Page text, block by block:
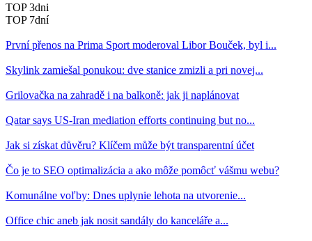
TOP 3dni
TOP 7dní
První přenos na Prima Sport moderoval Libor Bouček, byl i...
Skylink zamiešal ponukou: dve stanice zmizli a pri novej...
Grilovačka na zahradě i na balkoně: jak ji naplánovat
Qatar says US-Iran mediation efforts continuing but no...
Jak si získat důvěru? Klíčem může být transparentní účet
Čo je to SEO optimalizácia a ako môže pomôcť vášmu webu?
Komunálne voľby: Dnes uplynie lehota na utvorenie...
Office chic aneb jak nosit sandály do kanceláře a...